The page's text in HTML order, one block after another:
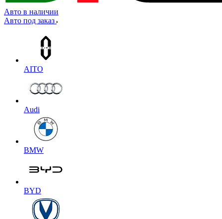
Авто в наличии
Авто под заказ
AITO
Audi
BMW
BYD